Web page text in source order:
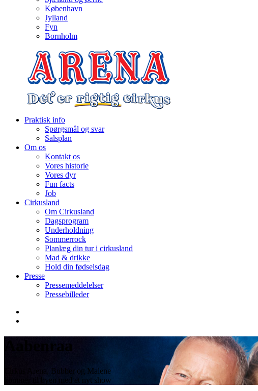
København
Jylland
Fyn
Bornholm
Praktisk info
Spørgsmål og svar
Salsplan
Om os
Kontakt os
Vores historie
Vores dyr
Fun facts
Job
Cirkusland
Om Cirkusland
Dagsprogram
Underholdning
Sommerrock
Planlæg din tur i cirkusland
Mad & drikke
Hold din fødselsdag
Presse
Pressemeddelelser
Pressebilleder
Aabenraa
Cirkus Arena, Bubber og Malene
kommer til byen med et nyt show